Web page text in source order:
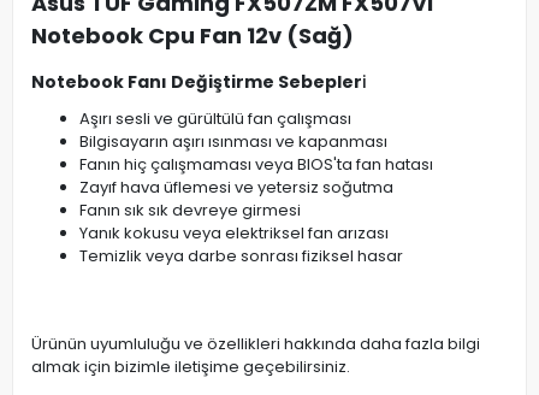
Notebook Cpu Fan 12v (Sağ)
Notebook Fanı Değiştirme Sebepleri
Aşırı sesli ve gürültülü fan çalışması
Bilgisayarın aşırı ısınması ve kapanması
Fanın hiç çalışmaması veya BIOS'ta fan hatası
Zayıf hava üflemesi ve yetersiz soğutma
Fanın sık sık devreye girmesi
Yanık kokusu veya elektriksel fan arızası
Temizlik veya darbe sonrası fiziksel hasar
Ürünün uyumluluğu ve özellikleri hakkında daha fazla bilgi
almak için bizimle iletişime geçebilirsiniz.